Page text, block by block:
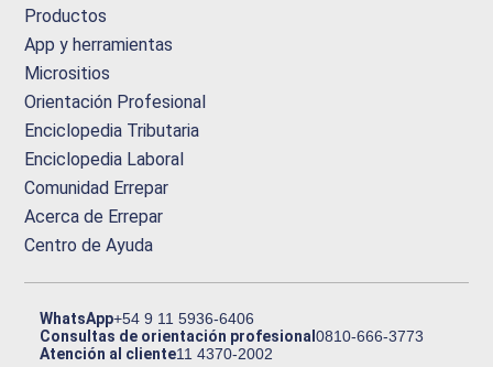
Productos
App y herramientas
Micrositios
Orientación Profesional
Enciclopedia Tributaria
Enciclopedia Laboral
Comunidad Errepar
Acerca de Errepar
Centro de Ayuda
WhatsApp+54 9 11 5936-6406
Consultas de orientación profesional0810-666-3773
Atención al cliente11 4370-2002